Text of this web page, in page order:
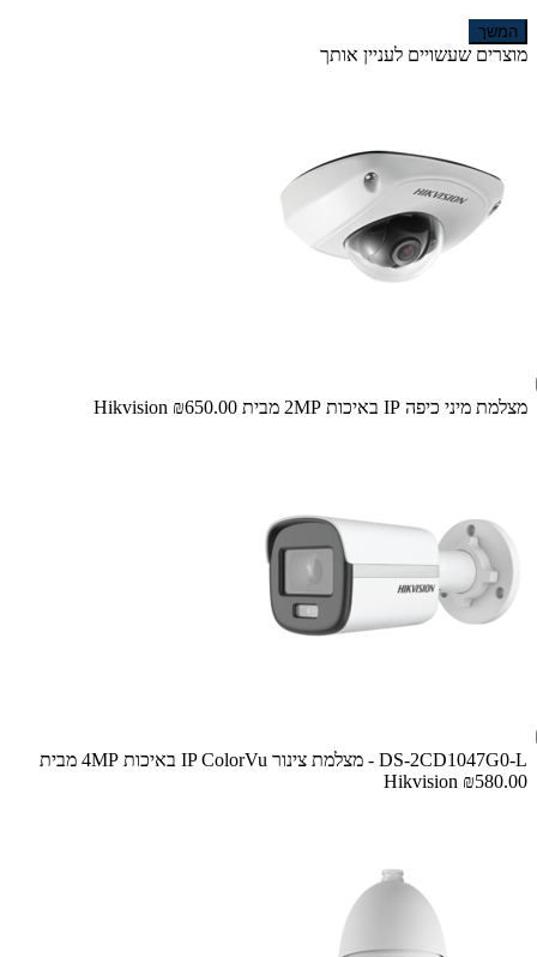
המשך
מוצרים שעשויים לעניין אותך
מצלמת מיני כיפה IP באיכות 2MP מבית Hikvision ₪650.00
DS-2CD1047G0-L - מצלמת צינור IP ColorVu באיכות 4MP מבית
Hikvision ₪580.00